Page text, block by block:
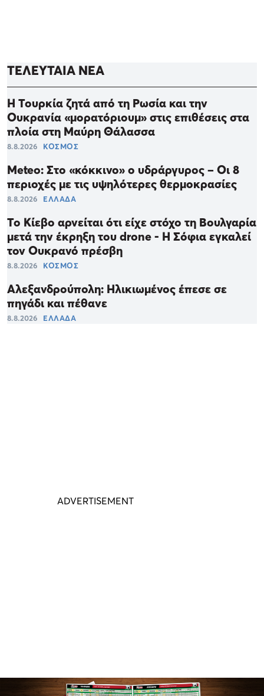
ΤΕΛΕΥΤΑΙΑ ΝΕΑ
Η Τουρκία ζητά από τη Ρωσία και την
Ουκρανία «μορατόριουμ» στις επιθέσεις στα
πλοία στη Μαύρη Θάλασσα
8.8.2026 ΚΟΣΜΟΣ
Meteo: Στο «κόκκινο» ο υδράργυρος – Οι 8
περιοχές με τις υψηλότερες θερμοκρασίες
8.8.2026 ΕΛΛΑΔΑ
Το Κίεβο αρνείται ότι είχε στόχο τη Βουλγαρία
μετά την έκρηξη του drone - Η Σόφια εγκαλεί
τον Ουκρανό πρέσβη
8.8.2026 ΚΟΣΜΟΣ
Αλεξανδρούπολη: Ηλικιωμένος έπεσε σε
πηγάδι και πέθανε
8.8.2026 ΕΛΛΑΔΑ